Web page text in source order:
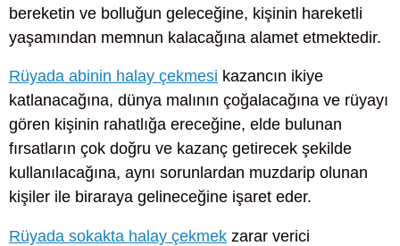
bereketin ve bolluğun geleceğine, kişinin hareketli
yaşamından memnun kalacağına alamet etmektedir.
Rüyada abinin halay çekmesi kazancın ikiye
katlanacağına, dünya malının çoğalacağına ve rüyayı
gören kişinin rahatlığa ereceğine, elde bulunan
fırsatların çok doğru ve kazanç getirecek şekilde
kullanılacağına, aynı sorunlardan muzdarip olunan
kişiler ile biraraya gelineceğine işaret eder.
Rüyada sokakta halay çekmek zarar verici